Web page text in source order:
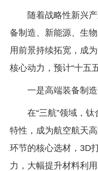
随着战略性新兴
备制造、新能源、生
用前景持续拓宽，成
核心动力，预计“十五
一是高端装备制
在“三航”领域，
特性，成为航空航天
环节的核心选材，3D
力，大幅提升材料利